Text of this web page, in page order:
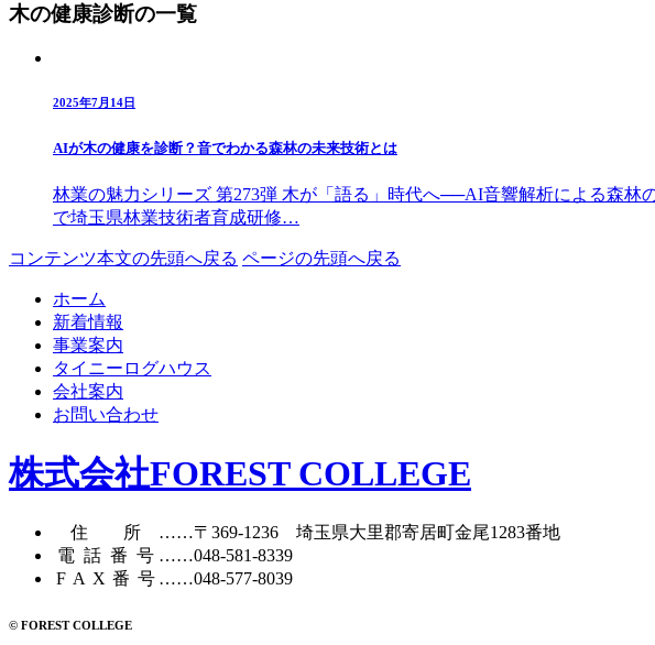
カ
木の健康診断の一覧
2025年7月14日
AIが木の健康を診断？音でわかる森林の未来技術とは
林業の魅力シリーズ 第273弾 木が「語る」時代へ──AI音響解析による森
で埼玉県林業技術者育成研修…
コンテンツ本文の先頭へ戻る ページの先頭へ戻る
ホーム
新着情報
事業案内
タイニーログハウス
会社案内
お問い合わせ
株式会社FOREST COLLEGE
住所……〒369-1236 埼玉県大里郡寄居町 金尾1283番地
電話番号……048-581-8339
FAX番号……048-577-8039
© FOREST COLLEGE